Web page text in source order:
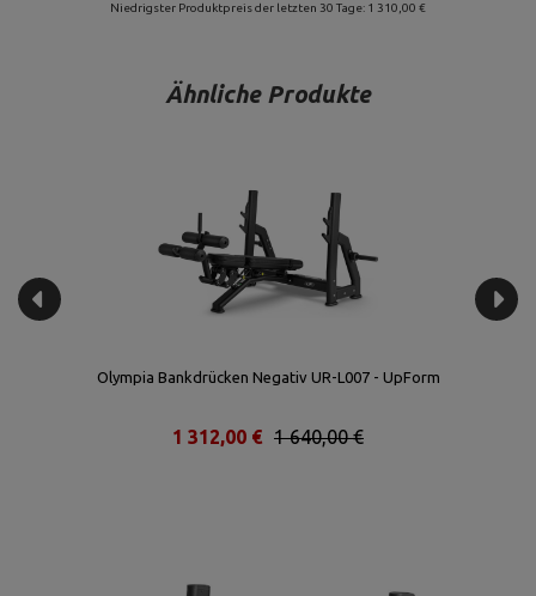
Ähnliche Produkte